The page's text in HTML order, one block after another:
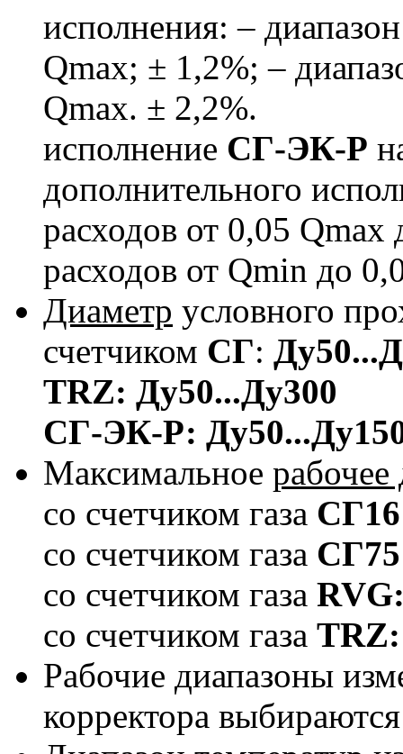
исполнения: –
Qmax; ± 1,2%; –
Qmax. ± 2,2%.
исполнение СГ-ЭК-Р
дополнительного
расходов от 0,05
расходов от Qmin до
Диаметр условного
счетчиком СГ:
TRZ: Ду50...Ду300
СГ-ЭК-Р:
Максимальное рабочее
со счетчиком газа
со счетчиком газа
со счетчиком газа
со счетчиком газа
Рабочие диапазоны
корректора